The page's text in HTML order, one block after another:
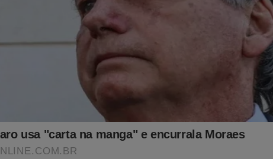
O ‘mecanismo’ é quem escolherá o futuro Presidente.
tolera todas essas barbaridades de cabeça baixa, sem reagir à
de ‘povo’? Essa atitude não seria mais própria a um rebanho de
Para que elas servem? Para ‘decorar’? Para falar grosso e nada
leram o comando do artigo 142 da Constituição que lhes
o dever de ‘intervenção’ ,em nome do Poder Instituinte e
parágrafo1º)? Por que ficam totalmente omissos diante dessa
massacra o Povo Brasileiro? São covardes? Cúmplices nessas